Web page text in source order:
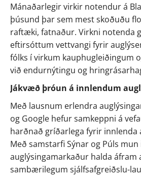
Mánaðarlegir virkir notendur á
þúsund þar sem mest skoðuðu
raftæki, fatnaður. Virkni notenda
eftirsóttum vettvangi fyrir
fólks í virkum kauphugleiðingum
við endurnýtingu og
Jákvæð þróun á innlendum
Með lausnum erlendra
og Google hefur samkeppni á
harðnað gríðarlega fyrir innlenda
Með samstarfi Sýnar og Púls
auglýsingamarkaður halda áfram
sambærilegum sjálfsafgreiðslu-